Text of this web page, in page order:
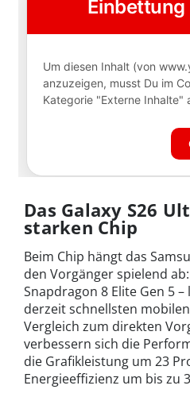
Das Galaxy S26
starken Chip
Beim Chip hängt das
den Vorgänger spielend
Snapdragon 8 Elite Gen 5 –
derzeit schnellsten
Vergleich zum direkten
verbessern sich die
die Grafikleistung um 23
Energieeffizienz um bis zu